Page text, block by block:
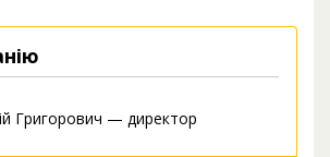
Григорович — директор